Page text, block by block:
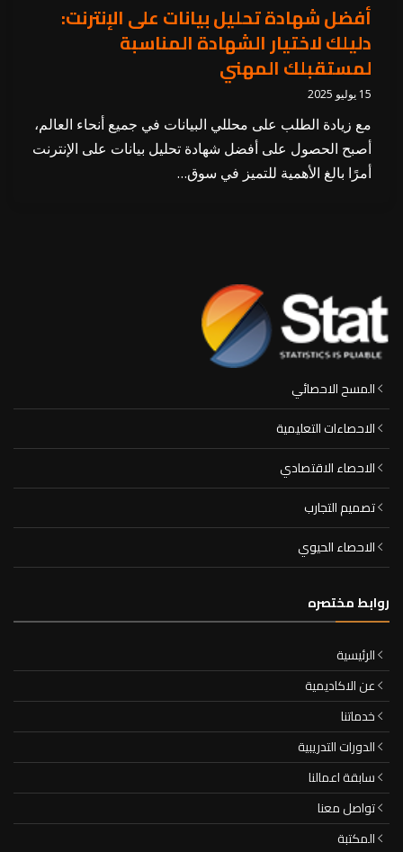
أفضل شهادة تحليل بيانات على الإنترنت:
دليلك لاختيار الشهادة المناسبة
لمستقبلك المهني
15 يوليو 2025
مع زيادة الطلب على محللي البيانات في جميع أنحاء العالم،
أصبح الحصول على أفضل شهادة تحليل بيانات على الإنترنت
أمرًا بالغ الأهمية للتميز في سوق…
المسح الاحصائي
الاحصاءات التعليمية
الاحصاء الاقتصادي
تصميم التجارب
الاحصاء الحيوي
روابط مختصره
الرئيسية
عن الاكاديمية
خدماتنا
الدورات التدريبية
سابقة اعمالنا
تواصل معنا
المكتبة